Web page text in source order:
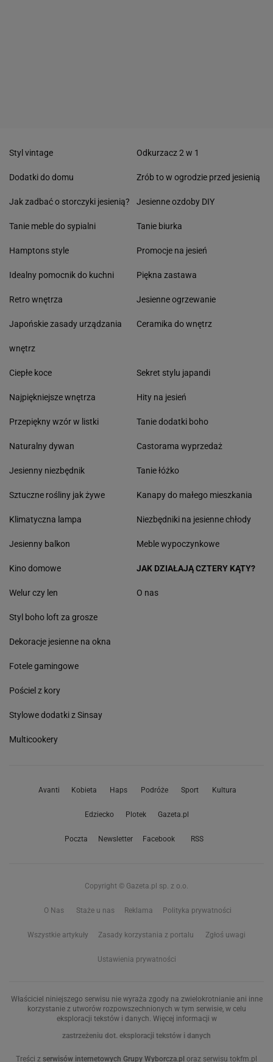
Styl vintage
Dodatki do domu
Jak zadbać o storczyki jesienią?
Tanie meble do sypialni
Hamptons style
Idealny pomocnik do kuchni
Retro wnętrza
Japońskie zasady urządzania
wnętrz
Odkurzacz 2 w 1
Zrób to w ogrodzie przed jesienią
Jesienne ozdoby DIY
Tanie biurka
Promocje na jesień
Piękna zastawa
Jesienne ogrzewanie
Ceramika do wnętrz
Ciepłe koce
Najpiękniejsze wnętrza
Przepiękny wzór w listki
Naturalny dywan
Jesienny niezbędnik
Sztuczne rośliny jak żywe
Klimatyczna lampa
Jesienny balkon
Sekret stylu japandi
Hity na jesień
Tanie dodatki boho
Castorama wyprzedaż
Tanie łóżko
Kanapy do małego mieszkania
Niezbędniki na jesienne chłody
Meble wypoczynkowe
Kino domowe
Welur czy len
Styl boho loft za grosze
Dekoracje jesienne na okna
Fotele gamingowe
Pościel z kory
Stylowe dodatki z Sinsay
Multicookery
JAK DZIAŁAJĄ CZTERY KĄTY?
O nas
Avanti Kobieta Haps Podróże Sport Kultura
Edziecko Plotek Gazeta.pl
Poczta Newsletter Facebook RSS
Copyright © Gazeta.pl sp. z o.o.
O Nas Staże u nas Reklama Polityka prywatności
Wszystkie artykuły Zasady korzystania z portalu Zgłoś uwagi
Ustawienia prywatności
Właściciel niniejszego serwisu nie wyraża zgody na zwielokrotnianie ani inne
korzystanie z utworów rozpowszechnionych w tym serwisie, w celu
eksploracji tekstów i danych. Więcej informacji w
zastrzeżeniu dot. eksploracji tekstów i danych
Treści z serwisów internetowych Grupy Wyborcza.pl oraz serwisu tokfm.pl